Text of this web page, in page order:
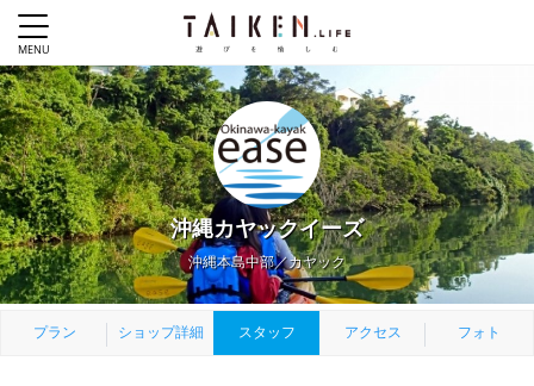
沖縄カヤックイーズ
沖縄本島中部／カヤック
プラン ショップ詳細 スタッフ アクセス フォト